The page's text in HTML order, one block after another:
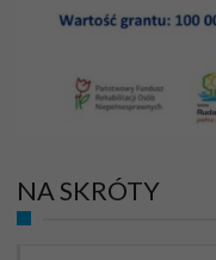
NA SKRÓTY